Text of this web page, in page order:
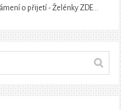
o přijetí - Želénky ZDE…